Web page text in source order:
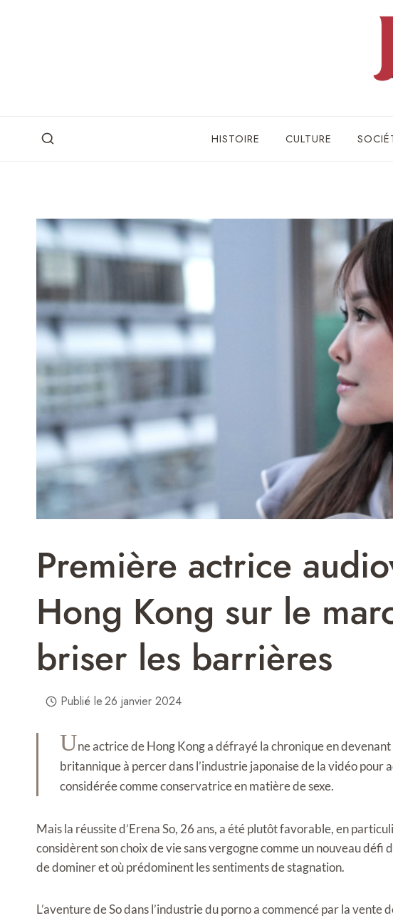
HISTOIRE CULTURE
Première actrice
Hong Kong sur le
briser les barrières
Publié le26 janvier 2024
Une actrice de Hong Kong a défrayé la chronique en
britannique à percer dans l’industrie japonaise de la vidéo pour
considérée comme conservatrice en matière de sexe.
Mais la réussite d’Erena So, 26 ans, a été plutôt favorable, en
considèrent son choix de vie sans vergogne comme un nouveau défi
de dominer et où prédominent les sentiments de stagnation.
L’aventure de So dans l’industrie du porno a commencé par la vente